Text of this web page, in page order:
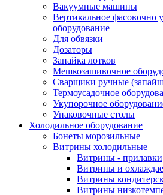
Вакуумные машины
Вертикальное фасовочно
оборудование
Для обвязки
Дозаторы
Запайка лотков
Мешкозашивочное
Сварщики ручные
Термоусадочное
Укупорочное
Упаковочные столы
Холодильное оборудование
Бонеты морозильные
Витрины холодильные
Витрины - прилавки
Витрины и
Витрины
Витрины